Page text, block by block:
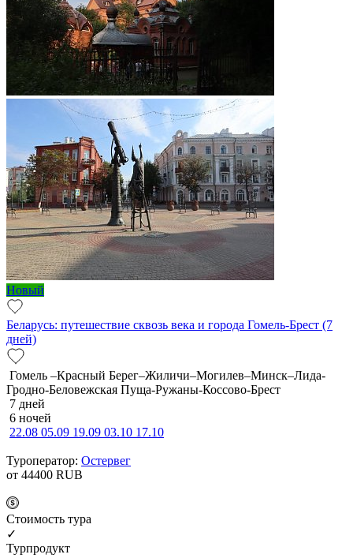
Новый
Беларусь: путешествие сквозь века и города Гомель-Брест (7
дней)
Гомель –Красный Берег–Жиличи–Могилев–Минск–Лида-
Гродно-Беловежская Пуща-Ружаны-Коссово-Брест
7 дней
6 ночей
22.08 05.09 19.09 03.10 17.10
Туроператор: Остервег
от 44400 RUB
Cтоимость тура
✓
Турпродукт